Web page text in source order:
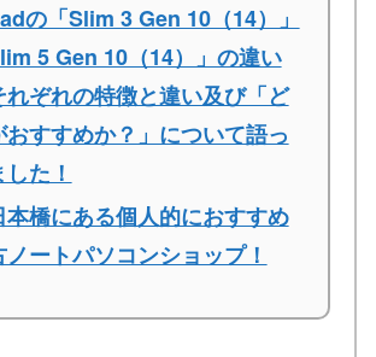
の「Slim 3 Gen 10（14）」
5 Gen 10（14）」の違い
れぞれの特徴と違い及び「ど
おすすめか？」について語っ
た！
本橋にある個人的におすすめ
ートパソコンショップ！